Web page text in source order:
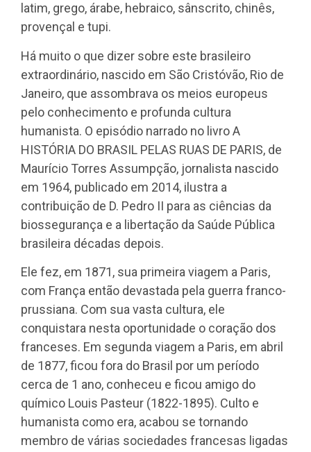
latim, grego, árabe, hebraico, sânscrito, chinês,
provençal e tupi.
Há muito o que dizer sobre este brasileiro
extraordinário, nascido em São Cristóvão, Rio de
Janeiro, que assombrava os meios europeus
pelo conhecimento e profunda cultura
humanista. O episódio narrado no livro A
HISTÓRIA DO BRASIL PELAS RUAS DE PARIS, de
Maurício Torres Assumpção, jornalista nascido
em 1964, publicado em 2014, ilustra a
contribuição de D. Pedro II para as ciências da
biossegurança e a libertação da Saúde Pública
brasileira décadas depois.
Ele fez, em 1871, sua primeira viagem a Paris,
com França então devastada pela guerra franco-
prussiana. Com sua vasta cultura, ele
conquistara nesta oportunidade o coração dos
franceses. Em segunda viagem a Paris, em abril
de 1877, ficou fora do Brasil por um período
cerca de 1 ano, conheceu e ficou amigo do
químico Louis Pasteur (1822-1895). Culto e
humanista como era, acabou se tornando
membro de várias sociedades francesas ligadas